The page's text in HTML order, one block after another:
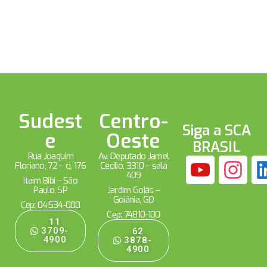
Sudest
e
Rua Joaquim
Floriano, 72 – cj. 176
Itaim Bibi – São
Paulo, SP
Cep: 04534-000
11
3709-
4900
Centro-
Oeste
Av. Deputado Jamel
Cecílio, 3310 – sala
409
Jardim Goiás –
Goiânia, GO
Cep: 74810-100
62
3878-
4900
Siga a SCA
BRASIL